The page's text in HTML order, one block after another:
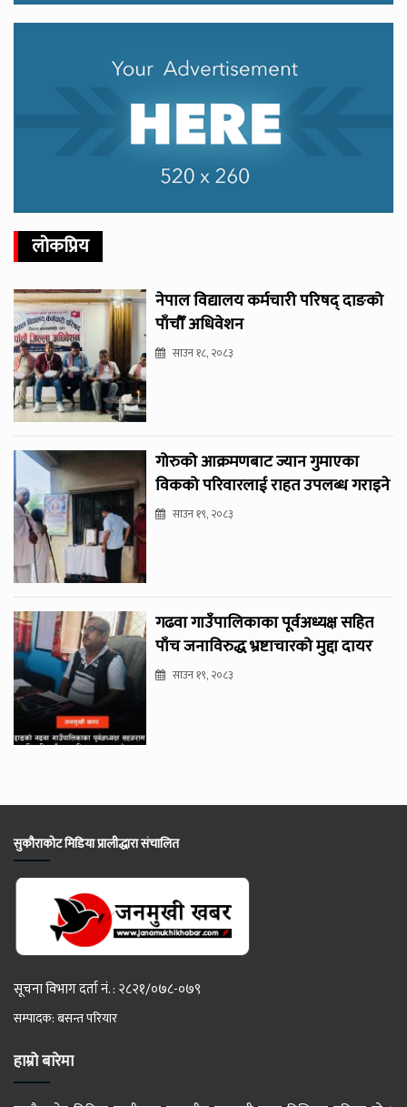
लोकप्रिय
नेपाल विद्यालय कर्मचारी परिषद् दाङको
पाँचौँ अधिवेशन
साउन १८, २०८३
गोरुको आक्रमणबाट ज्यान गुमाएका
विकको परिवारलाई राहत उपलब्ध गराइने
साउन १९, २०८३
गढवा गाउँपालिकाका पूर्वअध्यक्ष सहित
पाँच जनाविरुद्ध भ्रष्टाचारको मुद्दा दायर
साउन १९, २०८३
सुकौराकोट मिडिया प्रालीद्धारा संचालित
सूचना विभाग दर्ता नं. : २८२१/०७८-०७९
सम्पादक: बसन्त परियार
हाम्रो बारेमा